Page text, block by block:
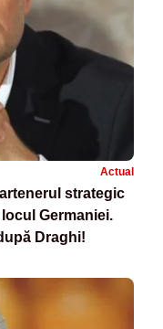
Actual
strategic
Germaniei.
Draghi!